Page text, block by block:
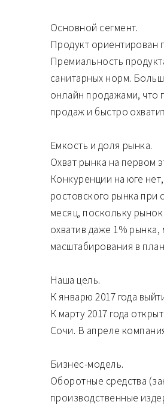
Основной сегмент.
Продукт ориентирован
Премиальность
санитарных норм.
онлайн продажами, что
продаж и быстро
Емкость и доля рынка.
Охват рынка на первом
Конкуренции на юге
ростовского рынка при
месяц, поскольку
охватив даже 1%
масштабирования в
Наша цель.
К январю 2017 года
К марту 2017 года
Сочи. В апреле
Бизнес-модель.
Оборотные средства
производственные